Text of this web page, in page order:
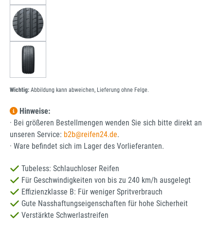
Wichtig: Abbildung kann abweichen, Lieferung ohne Felge.
Hinweise:
· Bei größeren Bestellmengen wenden Sie sich bitte direkt an
unseren Service: b2b@reifen24.de.
· Ware befindet sich im Lager des Vorlieferanten.
Tubeless: Schlauchloser Reifen
Für Geschwindigkeiten von bis zu 240 km/h ausgelegt
Effizienzklasse B: Für weniger Spritverbrauch
Gute Nasshaftungseigenschaften für hohe Sicherheit
Verstärkte Schwerlastreifen